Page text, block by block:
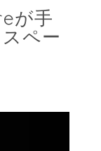
が手
ペー